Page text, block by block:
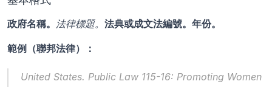
政府名稱。 法律標題。 法典或成文法編號。年份。
範例（聯邦法律）：
United States. Public Law 115-16: Promoting Women